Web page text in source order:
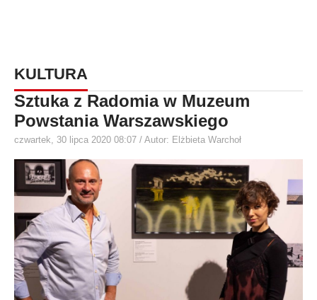
KULTURA
Sztuka z Radomia w Muzeum
Powstania Warszawskiego
czwartek, 30 lipca 2020 08:07 / Autor: Elżbieta Warchoł